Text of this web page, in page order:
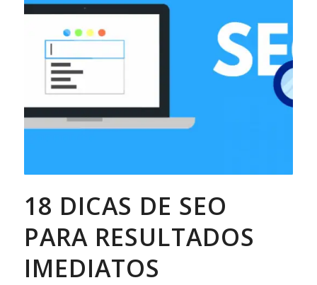
18 DICAS DE SEO
PARA RESULTADOS
IMEDIATOS